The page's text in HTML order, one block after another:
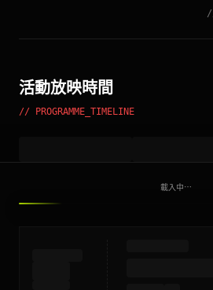
活動放映時間
// PROGRAMME_TIMELINE
載入中⋯